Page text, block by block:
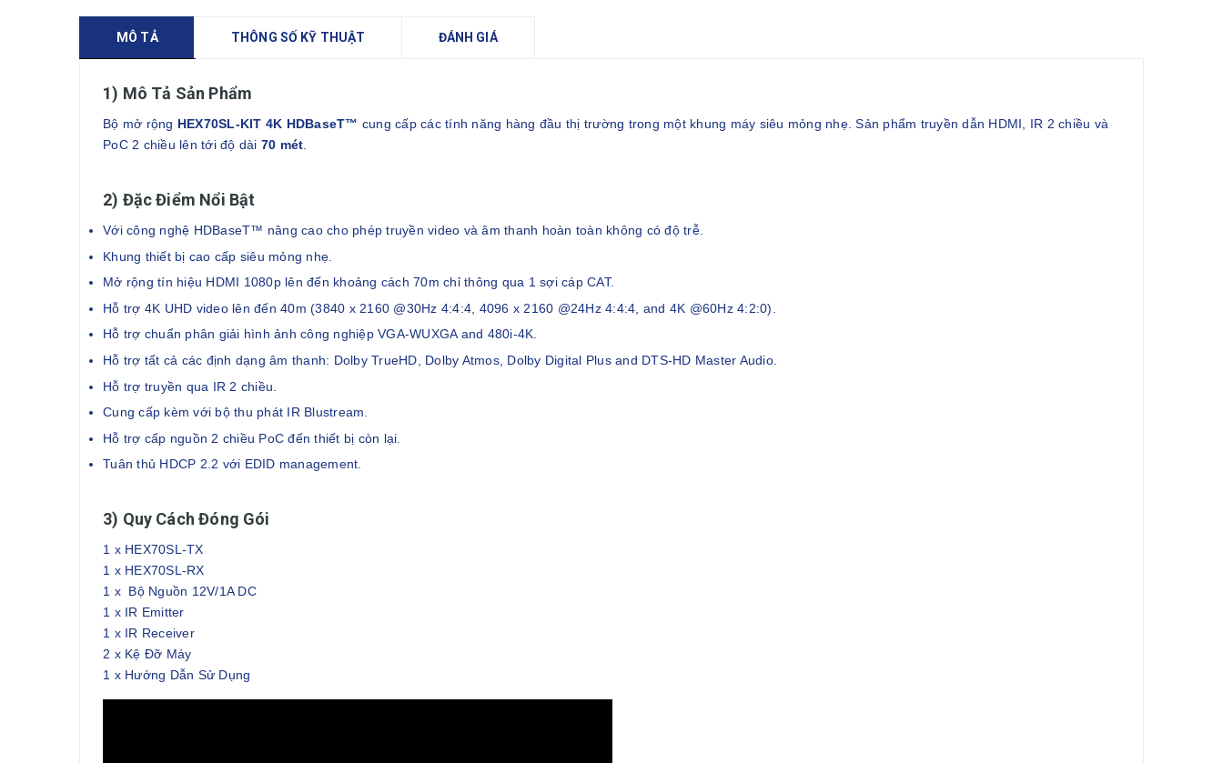
MÔ TẢ THÔNG SỐ KỸ THUẬT ĐÁNH GIÁ
1) Mô Tả Sản Phẩm
Bộ mở rộng HEX70SL-KIT 4K HDBaseT™ cung cấp các tính năng hàng đầu thị trường trong một khung máy siêu mỏng nhẹ. Sản phẩm truyền dẫn HDMI, IR 2 chiều và
PoC 2 chiều lên tới độ dài 70 mét
2) Đặc Điểm Nổi Bật
Với công nghệ HDBaseT™ nâng cao cho phép truyền video và âm thanh hoàn toàn không có độ trễ.
Khung thiết bị cao cấp siêu mỏng nhẹ.
Mở rộng tín hiệu HDMI 1080p lên đến khoảng cách 70m chỉ thông qua 1 sợi cáp CAT.
Hỗ trợ 4K UHD video lên đến 40m (3840 x 2160 @30Hz 4:4:4, 4096 x 2160 @24Hz 4:4:4, and 4K @60Hz 4:2:0).
Hỗ trợ chuẩn phân giải hình ảnh công nghiệp VGA-WUXGA and 480i-4K.
Hỗ trợ tất cả các định dạng âm thanh: Dolby TrueHD, Dolby Atmos, Dolby Digital Plus and DTS-HD Master Audio.
Hỗ trợ truyền qua IR 2 chiều.
Cung cấp kèm với bộ thu phát IR Blustream.
Hỗ trợ cấp nguồn 2 chiều PoC đến thiết bị còn lại.
Tuân thủ HDCP 2.2 với EDID management.
3) Quy Cách Đóng Gói
1 x HEX70SL-TX
1 x HEX70SL-RX
1 x Bộ Nguồn 12V/1A DC
1 x IR Emitter
1 x IR Receiver
2 x Kệ Đỡ Máy
1 x Hướng Dẫn Sử Dụng